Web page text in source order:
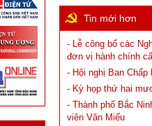
Tin mới hơn
- Lễ công bố các
đơn vị hành chính
- Hội nghị Ban Chấp
- Kỳ họp thứ hai
- Thành phố Bắc
viên Văn Miếu